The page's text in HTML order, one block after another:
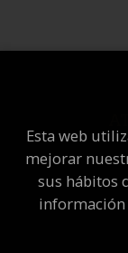
Esta web
mejorar
sus hábitos
información